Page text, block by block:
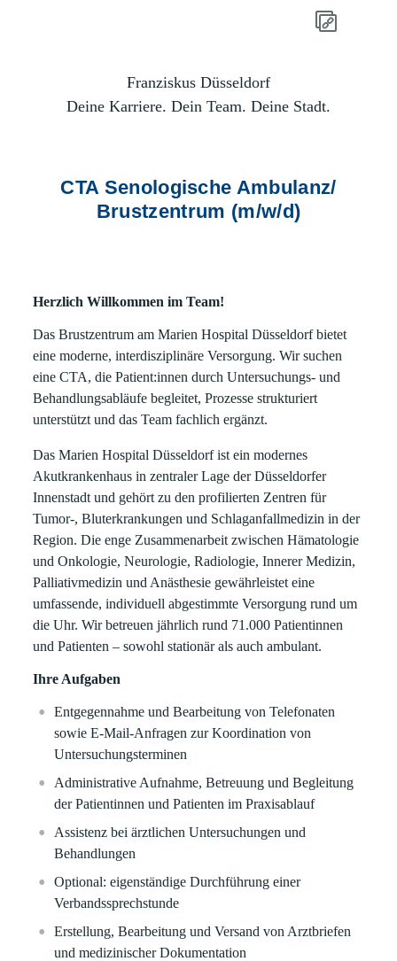
Franziskus Düsseldorf
Deine Karriere. Dein Team. Deine Stadt.
CTA Senologische Ambulanz/
Brustzentrum (m/w/d)
Herzlich Willkommen im Team!
Das Brustzentrum am Marien Hospital Düsseldorf bietet
eine moderne, interdisziplinäre Versorgung. Wir suchen
eine CTA, die Patient:innen durch Untersuchungs‑ und
Behandlungsabläufe begleitet, Prozesse strukturiert
unterstützt und das Team fachlich ergänzt.
Das Marien Hospital Düsseldorf ist ein modernes
Akutkrankenhaus in zentraler Lage der Düsseldorfer
Innenstadt und gehört zu den profilierten Zentren für
Tumor‑, Bluterkrankungen und Schlaganfallmedizin in der
Region. Die enge Zusammenarbeit zwischen Hämatologie
und Onkologie, Neurologie, Radiologie, Innerer Medizin,
Palliativmedizin und Anästhesie gewährleistet eine
umfassende, individuell abgestimmte Versorgung rund um
die Uhr. Wir betreuen jährlich rund 71.000 Patientinnen
und Patienten – sowohl stationär als auch ambulant.
Ihre Aufgaben
Entgegennahme und Bearbeitung von Telefonaten
sowie E-Mail-Anfragen zur Koordination von
Untersuchungsterminen
Administrative Aufnahme, Betreuung und Begleitung
der Patientinnen und Patienten im Praxisablauf
Assistenz bei ärztlichen Untersuchungen und
Behandlungen
Optional: eigenständige Durchführung einer
Verbandssprechstunde
Erstellung, Bearbeitung und Versand von Arztbriefen
und medizinischer Dokumentation